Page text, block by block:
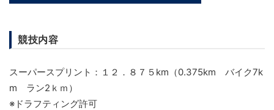
競技内容
スーパースプリント：１２．８７５km（0.375km バイク7k
m ラン2ｋｍ）
※ドラフティング許可